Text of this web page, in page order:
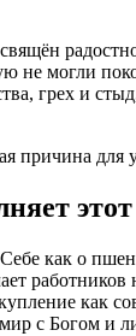
не могли
грех и
причина для
как о
как
с Богом и